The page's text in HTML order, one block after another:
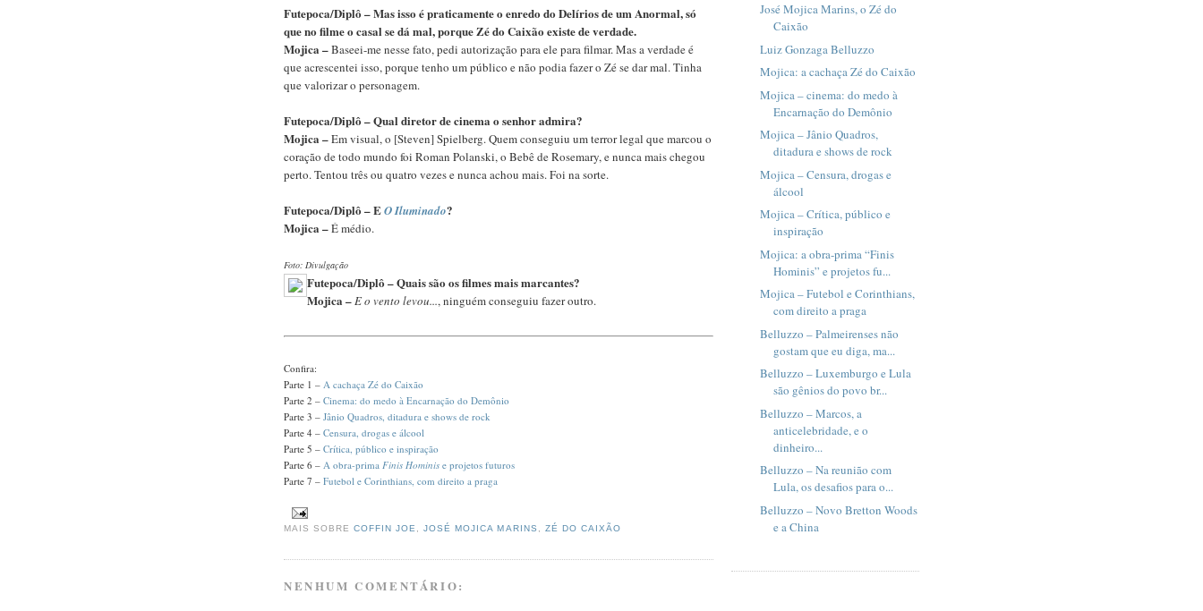
Futepoca/Diplô – Mas isso é praticamente o enredo do Delírios de um Anormal, só
que no filme o casal se dá mal, porque Zé do Caixão existe de verdade.
Mojica –Baseei-me nesse fato, pedi autorização para ele para filmar. Mas a verdade é
que acrescentei isso, porque tenho um público e não podia fazer o Zé se dar mal. Tinha
que valorizar o personagem.
Futepoca/Diplô – Qual diretor de cinema o senhor admira?
Mojica –Em visual, o [Steven] Spielberg. Quem conseguiu um terror legal que marcou o
coração de todo mundo foi Roman Polanski, o Bebê de Rosemary, e nunca mais chegou
perto. Tentou três ou quatro vezes e nunca achou mais. Foi na sorte.
Futepoca/Diplô – EO Iluminado?
Mojica –É médio.
Foto: Divulgação
Futepoca/Diplô – Quais são os filmes mais marcantes?
Mojica –E o vento levou..., ninguém conseguiu fazer outro.
Confira:
Parte 1 – A cachaça Zé do Caixão
Parte 2 – Cinema: do medo à Encarnação do Demônio
Parte 3 – Jânio Quadros, ditadura e shows de rock
Parte 4 – Censura, drogas e álcool
Parte 5 – Crítica, público e inspiração
Parte 6 – A obra-prima Finis Hominis e projetos futuros
Parte 7 – Futebol e Corinthians, com direito a praga
MAIS SOBRECOFFIN JOE,JOSÉ MOJICA MARINS , ZÉ DO CAIXÃO
NENHUM COMENTÁRIO:
José Mojica Marins, o Zé do
Caixão
Luiz Gonzaga Belluzzo
Mojica: a cachaça Zé do Caixão
Mojica – cinema: do medo à
Encarnação do Demônio
Mojica – Jânio Quadros,
ditadura e shows de rock
Mojica – Censura, drogas e
álcool
Mojica – Crítica, público e
inspiração
Mojica: a obra-prima “Finis
Hominis” e projetos fu...
Mojica – Futebol e Corinthians,
com direito a praga
Belluzzo – Palmeirenses não
gostam que eu diga, ma...
Belluzzo – Luxemburgo e Lula
são gênios do povo br...
Belluzzo – Marcos, a
anticelebridade, e o
dinheiro...
Belluzzo – Na reunião com
Lula, os desafios para o...
Belluzzo – Novo Bretton Woods
e a China